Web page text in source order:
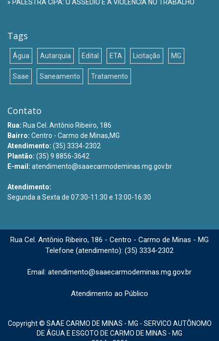
» PALESTRA CIPA: O ASSÉDIO E A VIOLÊNCIA NO TRABALHO
Tags
Água Autarquia Edital ETA Licitação MG
Saae Saneamento Tratamento
Contato
Rua: Rua Cel. Antônio Ribeiro, 186
Bairro: Centro - Carmo de Minas,MG
Atendimento: (35) 3334-2302
Plantão: (35) 9 8856-3642
E-mail: atendimento@saaecarmodeminas.mg.gov.br
Atendimento:
Segunda a Sexta de 07:30-11:30 e 13:00-16:30
Rua Cel. Antônio Ribeiro, 186 - Centro - Carmo de Minas - MG
Telefone (atendimento): (35) 3334-2302
Email: atendimento@saaecarmodeminas.mg.gov.br
Atendimento ao Público
Copyright © SAAE CARMO DE MINAS - MG - SERVICO AUTÔNOMO
DE ÁGUA E ESGOTO DE CARMO DE MINAS - MG